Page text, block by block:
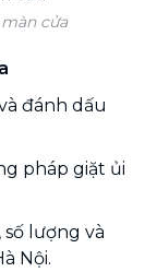
cửa
đánh dấu
pháp giặt ủi
lượng và
Nội.